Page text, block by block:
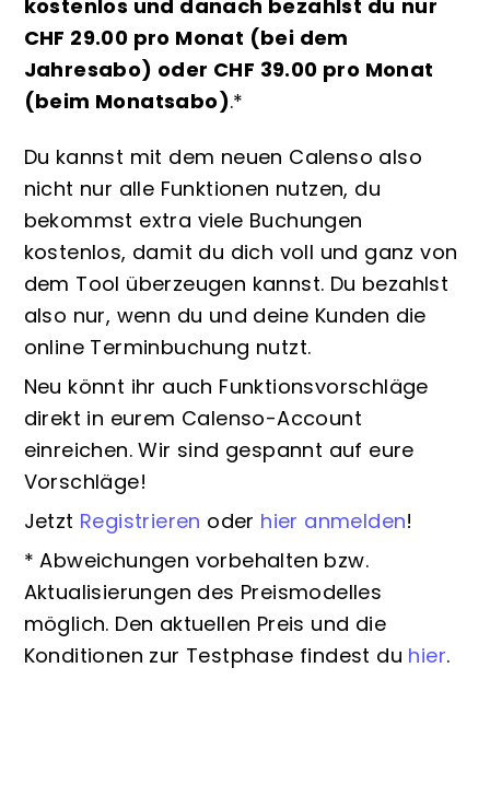
kostenlos und danach bezahlst du nur
CHF 29.00 pro Monat (bei dem
Jahresabo) oder CHF 39.00 pro Monat
(beim Monatsabo).*
Du kannst mit dem neuen Calenso also
nicht nur alle Funktionen nutzen, du
bekommst extra viele Buchungen
kostenlos, damit du dich voll und ganz von
dem Tool überzeugen kannst. Du bezahlst
also nur, wenn du und deine Kunden die
online Terminbuchung nutzt.
Neu könnt ihr auch Funktionsvorschläge
direkt in eurem Calenso-Account
einreichen. Wir sind gespannt auf eure
Vorschläge!
Jetzt Registrieren oder hier anmelden!
* Abweichungen vorbehalten bzw.
Aktualisierungen des Preismodelles
möglich. Den aktuellen Preis und die
Konditionen zur Testphase findest du hier.